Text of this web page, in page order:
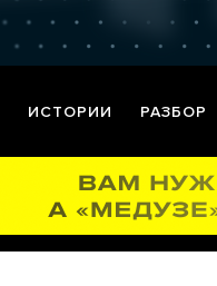
ИСТОРИИ РАЗБОР